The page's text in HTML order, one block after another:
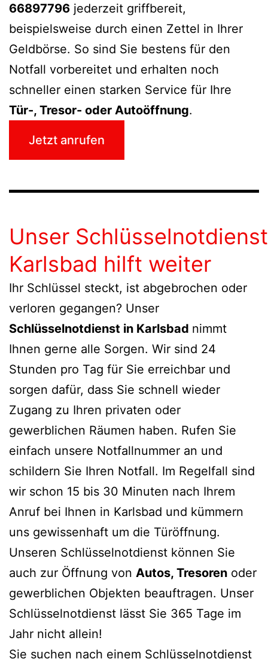
66897796 jederzeit griffbereit,
beispielsweise durch einen Zettel in Ihrer
Geldbörse. So sind Sie bestens für den
Notfall vorbereitet und erhalten noch
schneller einen starken Service für Ihre
Tür-, Tresor- oder Autoöffnung.
Jetzt anrufen
Unser Schlüsselnotdienst
Karlsbad hilft weiter
Ihr Schlüssel steckt, ist abgebrochen oder
verloren gegangen? Unser
Schlüsselnotdienst in Karlsbad nimmt
Ihnen gerne alle Sorgen. Wir sind 24
Stunden pro Tag für Sie erreichbar und
sorgen dafür, dass Sie schnell wieder
Zugang zu Ihren privaten oder
gewerblichen Räumen haben. Rufen Sie
einfach unsere Notfallnummer an und
schildern Sie Ihren Notfall. Im Regelfall sind
wir schon 15 bis 30 Minuten nach Ihrem
Anruf bei Ihnen in Karlsbad und kümmern
uns gewissenhaft um die Türöffnung.
Unseren Schlüsselnotdienst können Sie
auch zur Öffnung von Autos, Tresoren oder
gewerblichen Objekten beauftragen. Unser
Schlüsselnotdienst lässt Sie 365 Tage im
Jahr nicht allein!
Sie suchen nach einem Schlüsselnotdienst